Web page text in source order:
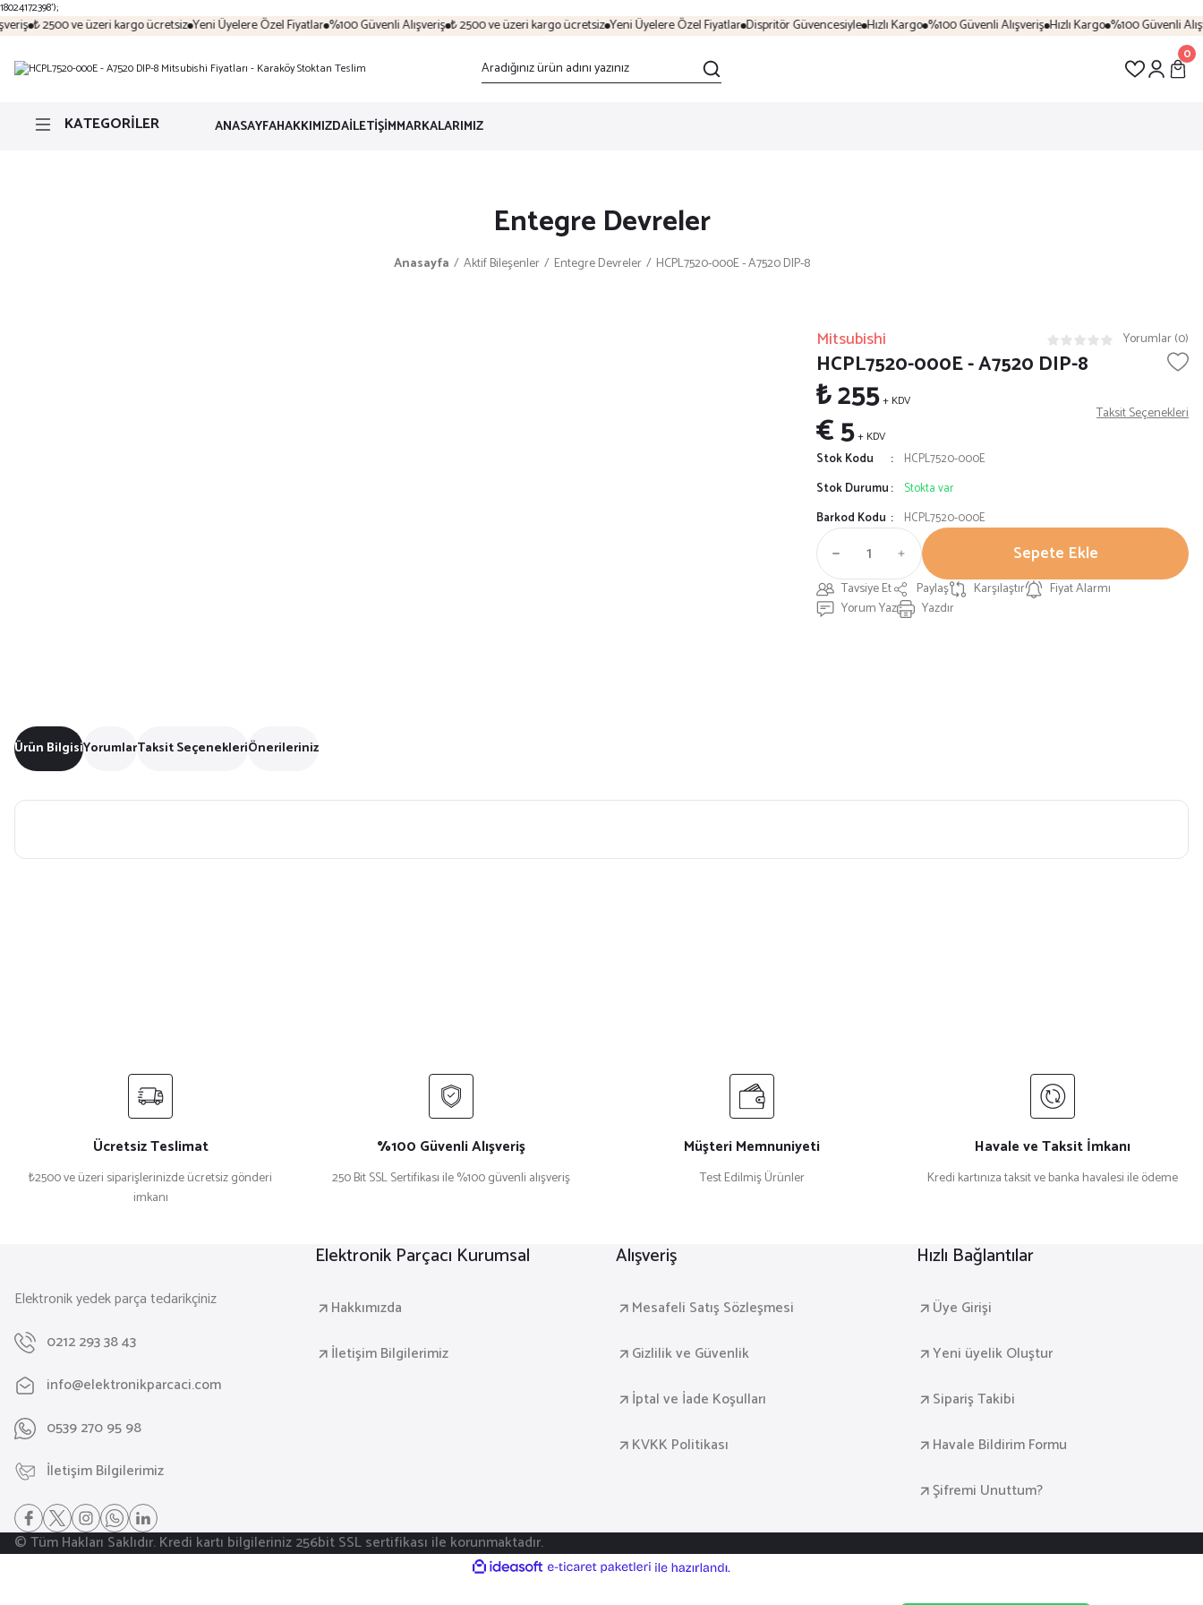
18024172398');
₺ 2500 ve üzeri kargo ücretsiz Yeni Üyelere Özel Fiyatlar %100 Güvenli Alışveriş ₺ 2500 ve üzeri kargo ücretsiz Yeni Üyelere Özel Fiyatlar Dispritör Güvencesiyle Hızlı Kargo %100 Güvenli Alışveriş Hızlı Kargo %100 Güvenli
0
KATEGORİLER ANASAYFAHAKKIMIZDAİLETİŞİMMARKALARIMIZ
Entegre Devreler
Anasayfa Aktif Bileşenler Entegre Devreler HCPL7520-000E - A7520 DIP-8
Mitsubishi Yorumlar (0)
HCPL7520-000E - A7520 DIP-8
₺ 255+ KDV
€ 5+ KDV
Taksit Seçenekleri
Stok Kodu
HCPL7520-000E
Stok Durumu
Stokta var
Barkod Kodu
HCPL7520-000E
Sepete Ekle
Tavsiye Et Paylaş Karşılaştır
Fiyat Alarmı
Yorum Yaz
Yazdır
Ürün BilgisiYorumlarTaksit SeçenekleriÖnerileriniz
Bu ürüne benzer farklı alternatifler olmalı.
Ücretsiz Teslimat
₺2500 ve üzeri siparişlerinizde ücretsiz gönderi
imkanı
%100 Güvenli Alışveriş
250 Bit SSL Sertifikası ile %100 güvenli alışveriş
Müşteri Memnuniyeti
Test Edilmiş Ürünler
Havale ve Taksit İmkanı
Kredi kartınıza taksit ve banka havalesi ile ödeme
Elektronik yedek parça tedarikçiniz
0212 293 38 43
info@elektronikparcaci.com
0539 270 95 98
İletişim Bilgilerimiz
Elektronik Parçacı Kurumsal
Hakkımızda
İletişim Bilgilerimiz
Alışveriş
Mesafeli Satış Sözleşmesi
Gizlilik ve Güvenlik
İptal ve İade Koşulları
KVKK Politikası
Hızlı Bağlantılar
Üye Girişi
Yeni üyelik Oluştur
Sipariş Takibi
Havale Bildirim Formu
Şifremi Unuttum?
© Tüm Hakları Saklıdır. Kredi kartı bilgileriniz 256bit SSL sertifikası ile korunmaktadır.
ideasoft
e-